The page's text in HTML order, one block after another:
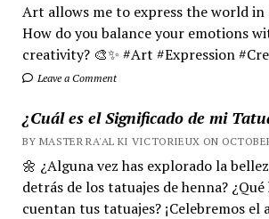
Art allows me to express the world in
How do you balance your emotions
creativity? 🎨✨ #Art #Expression
Leave a Comment
¿Cuál es el Significado de mi
BY MASTER RA'AL KI VICTORIEUX ON
🌼 ¿Alguna vez has explorado la
detrás de los tatuajes de henna?
cuentan tus tatuajes? ¡Celebremos el